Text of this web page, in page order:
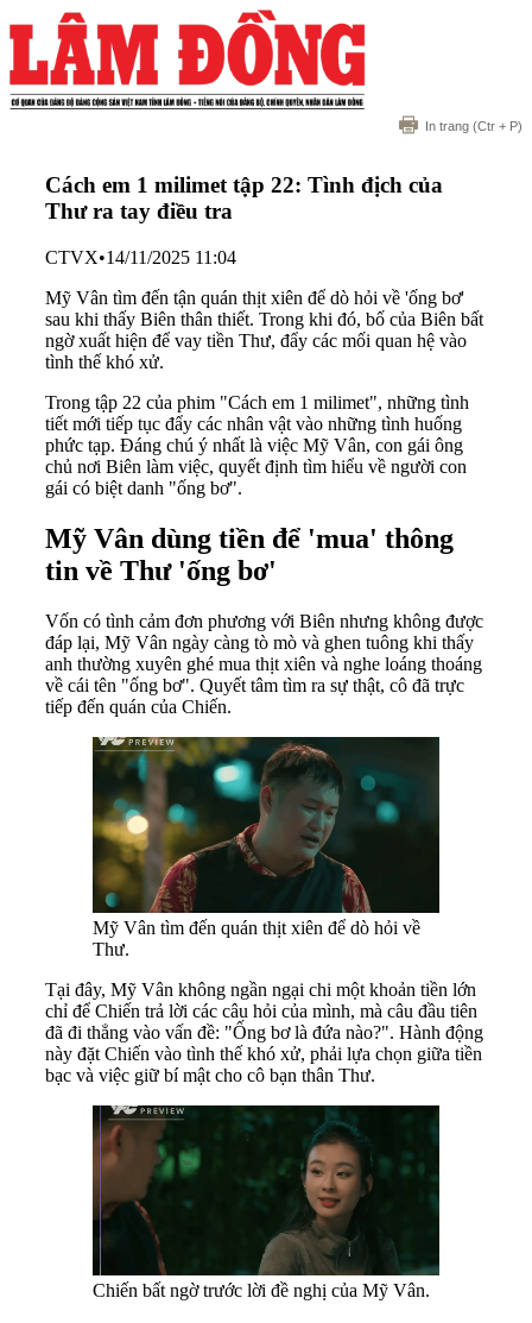
In trang (Ctr + P)
Cách em 1 milimet tập 22: Tình địch của
Thư ra tay điều tra
CTVX•14/11/2025 11:04
Mỹ Vân tìm đến tận quán thịt xiên để dò hỏi về 'ống bơ'
sau khi thấy Biên thân thiết. Trong khi đó, bố của Biên bất
ngờ xuất hiện để vay tiền Thư, đẩy các mối quan hệ vào
tình thế khó xử.
Trong tập 22 của phim "Cách em 1 milimet", những tình
tiết mới tiếp tục đẩy các nhân vật vào những tình huống
phức tạp. Đáng chú ý nhất là việc Mỹ Vân, con gái ông
chủ nơi Biên làm việc, quyết định tìm hiểu về người con
gái có biệt danh "ống bơ".
Mỹ Vân dùng tiền để 'mua' thông
tin về Thư 'ống bơ'
Vốn có tình cảm đơn phương với Biên nhưng không được
đáp lại, Mỹ Vân ngày càng tò mò và ghen tuông khi thấy
anh thường xuyên ghé mua thịt xiên và nghe loáng thoáng
về cái tên "ống bơ". Quyết tâm tìm ra sự thật, cô đã trực
tiếp đến quán của Chiến.
Mỹ Vân tìm đến quán thịt xiên để dò hỏi về
Thư.
Tại đây, Mỹ Vân không ngần ngại chi một khoản tiền lớn
chỉ để Chiến trả lời các câu hỏi của mình, mà câu đầu tiên
đã đi thẳng vào vấn đề: "Ống bơ là đứa nào?". Hành động
này đặt Chiến vào tình thế khó xử, phải lựa chọn giữa tiền
bạc và việc giữ bí mật cho cô bạn thân Thư.
Chiến bất ngờ trước lời đề nghị của Mỹ Vân.